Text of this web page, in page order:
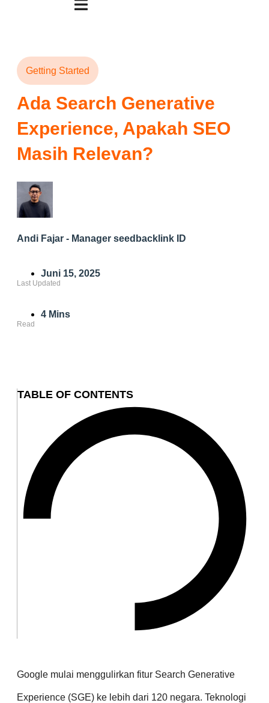
Getting Started
Ada Search Generative
Experience, Apakah SEO
Masih Relevan?
Andi Fajar - Manager seedbacklink ID
Juni 15, 2025
Last Updated
4 Mins
Read
TABLE OF CONTENTS
Google mulai menggulirkan fitur Search Generative
Experience (SGE) ke lebih dari 120 negara. Teknologi